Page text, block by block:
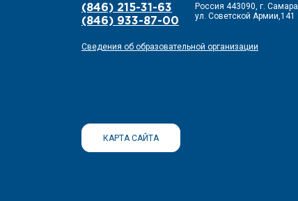
(846) 215-31-63
(846) 933-87-00
Россия 443090, г. Самара,
ул. Советской Армии,141
Сведения об образовательной организации
КАРТА САЙТА